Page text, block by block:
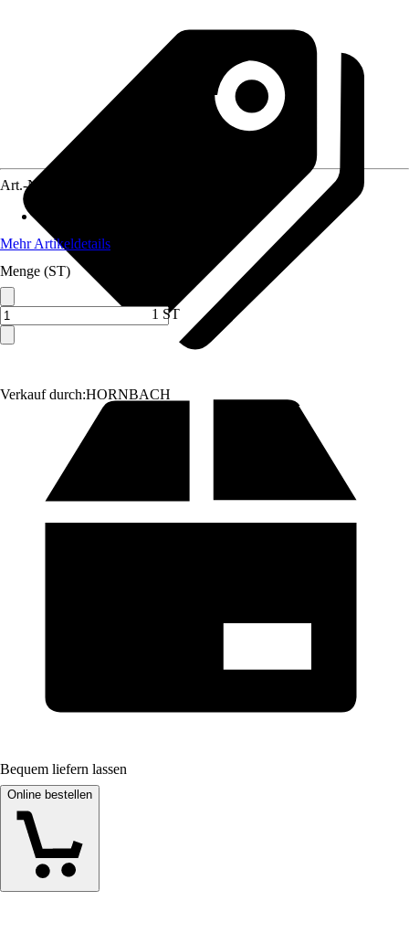
Verkauf durch:HORNBACH
Art.-Nr.
Mehr Artikeldetails
Menge (ST)
1 ST
Bequem liefern lassen
Online bestellen